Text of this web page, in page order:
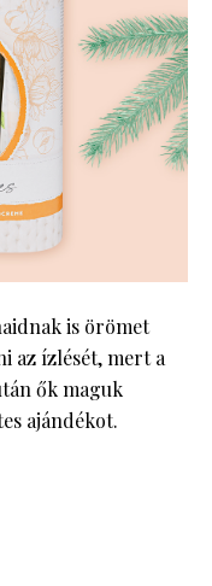
is örömet
az ízlését, mert a
ők maguk
ajándékot.